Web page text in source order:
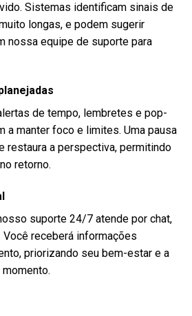
Sistemas identificam sinais de
longas, e podem sugerir
nossa equipe de suporte para
de tempo, lembretes e pop-
a manter foco e limites. Uma pausa
restaura a perspectiva, permitindo
retorno.
suporte 24/7 atende por chat,
Você receberá informações
priorizando seu bem-estar e a